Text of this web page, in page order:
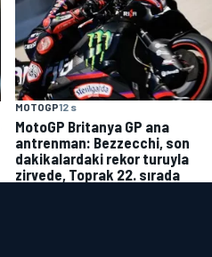
MOTOGP12 s
MotoGP Britanya GP ana
antrenman: Bezzecchi, son
dakikalardaki rekor turuyla
zirvede, Toprak 22. sırada